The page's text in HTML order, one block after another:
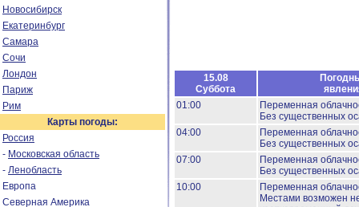
Новосибирск
Екатеринбург
Самара
Сочи
Лондон
Париж
Рим
Карты погоды:
Россия
- Московская область
- Ленобласть
Европа
Северная Америка
15.08
Суббота
01:00
Переменная
Без существенных
04:00
Переменная
Без существенных
07:00
Переменная
Без существенных
10:00
Переменная
Местами возможен